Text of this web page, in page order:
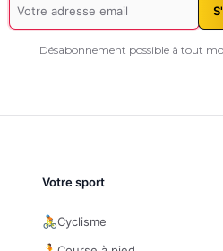
Désabonnement possible à tout
Votre sport
🚴Cyclisme